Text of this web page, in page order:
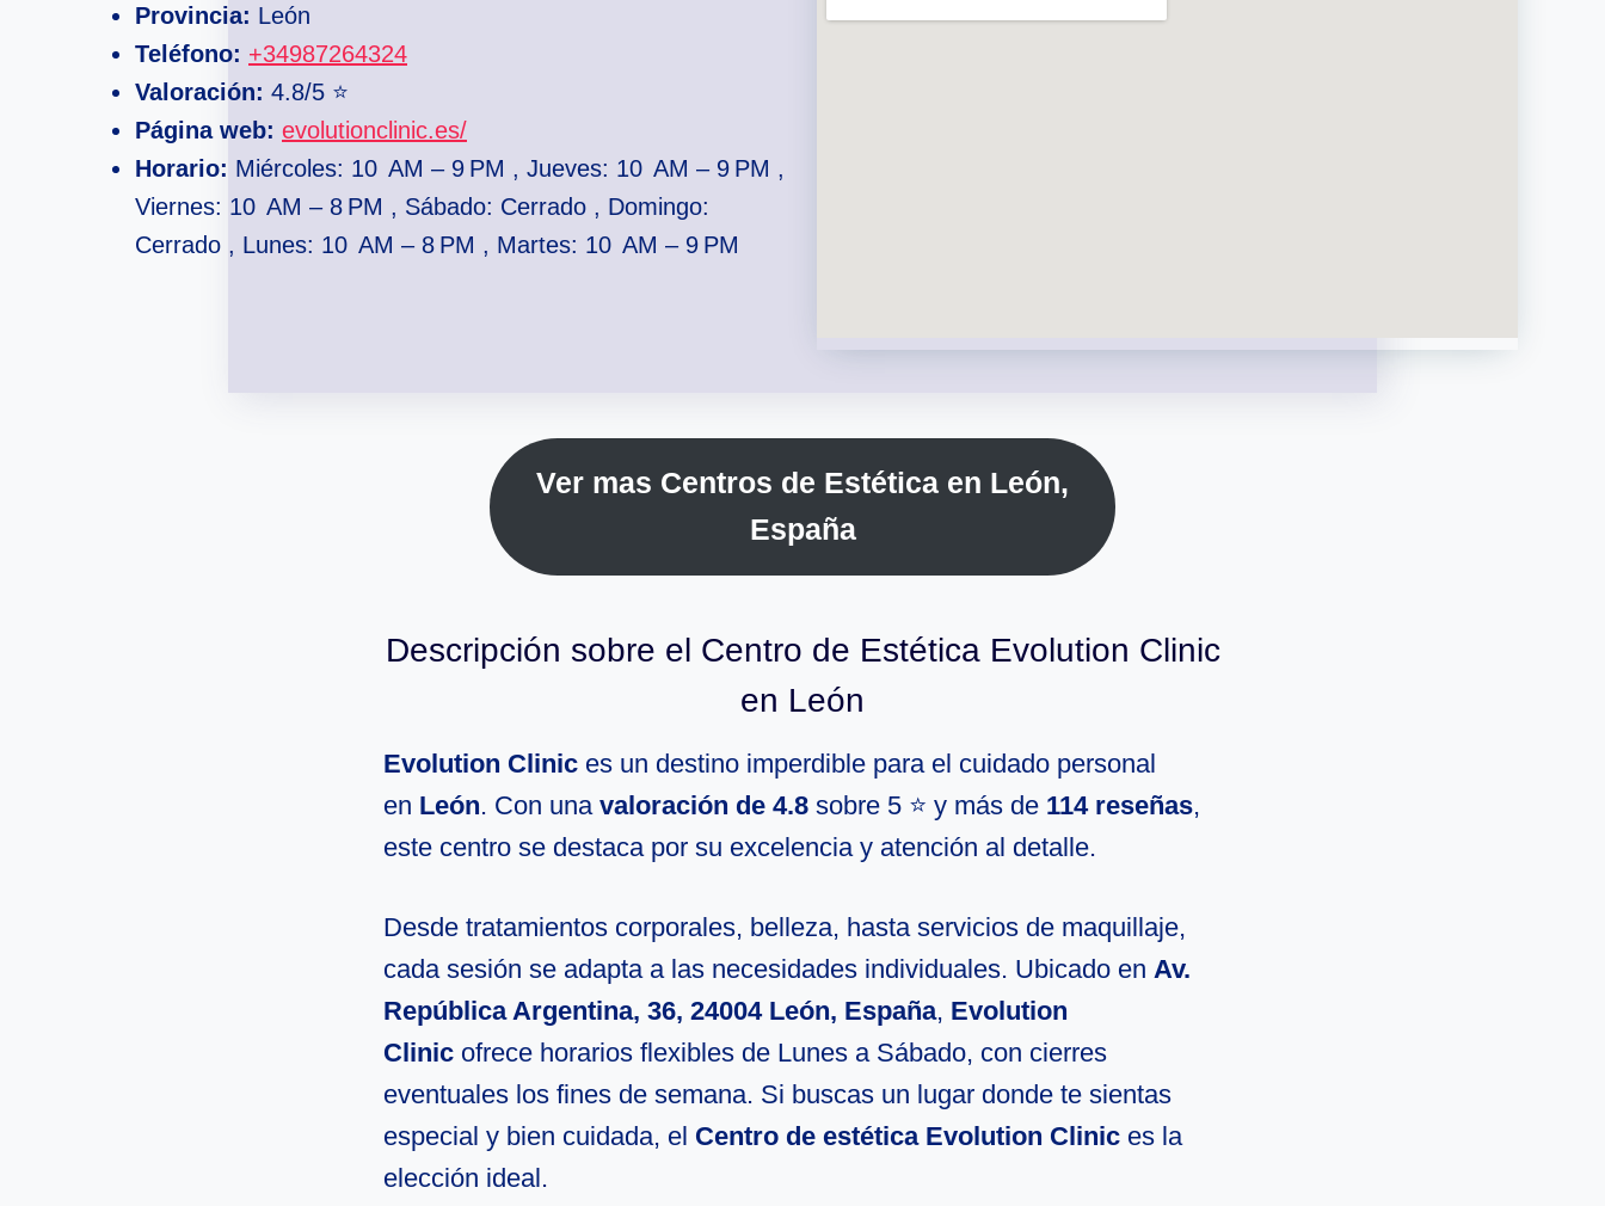
Provincia: León
Teléfono: +34987264324
Valoración: 4.8/5 ⭐
Página web: evolutionclinic.es/
Horario: Miércoles: 10 AM – 9 PM , Jueves: 10 AM – 9 PM ,
Viernes: 10 AM – 8 PM , Sábado: Cerrado , Domingo:
Cerrado , Lunes: 10 AM – 8 PM , Martes: 10 AM – 9 PM
Ver mas Centros de Estética en León,
España
Descripción sobre el Centro de Estética Evolution Clinic
en León
Evolution Clinic es un destino imperdible para el cuidado personal
en León. Con una valoración de 4.8 sobre 5 ⭐ y más de 114 reseñas,
este centro se destaca por su excelencia y atención al detalle.
Desde tratamientos corporales, belleza, hasta servicios de maquillaje,
cada sesión se adapta a las necesidades individuales. Ubicado en Av.
República Argentina, 36, 24004 León, España, Evolution
Clinic ofrece horarios flexibles de Lunes a Sábado, con cierres
eventuales los fines de semana. Si buscas un lugar donde te sientas
especial y bien cuidada, el Centro de estética Evolution Clinic es la
elección ideal.